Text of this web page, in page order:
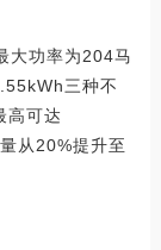
功率为204马
三种不
高可达
从20%提升至